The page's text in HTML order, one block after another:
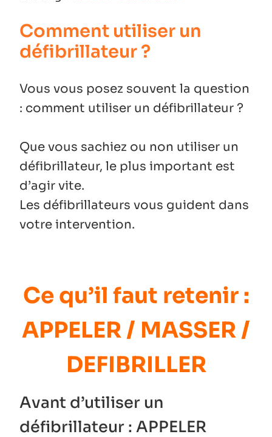
Comment utiliser un
défibrillateur ?
Vous vous posez souvent la question
: comment utiliser un défibrillateur ?
Que vous sachiez ou non utiliser un
défibrillateur, le plus important est
d’agir vite.
Les défibrillateurs vous guident dans
votre intervention.
Ce qu’il faut retenir :
APPELER / MASSER /
DEFIBRILLER
Avant d’utiliser un
défibrillateur : APPELER